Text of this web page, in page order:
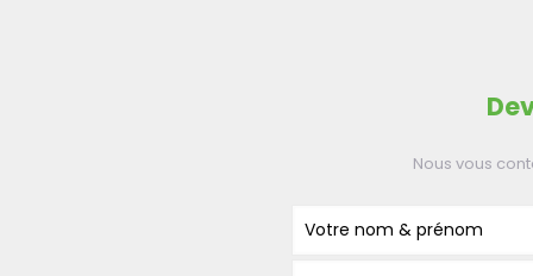
Nous vous